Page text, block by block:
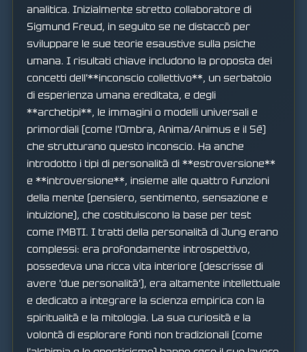
analitica. Inizialmente stretto collaboratore di
Sigmund Freud, in seguito se ne distaccò per
sviluppare le sue teorie esaustive sulla psiche
umana. I risultati chiave includono la proposta dei
concetti dell'**inconscio collettivo**, un serbatoio
di esperienza umana ereditata, e degli
**archetipi**, le immagini o modelli universali e
primordiali (come l'Ombra, Anima/Animus e il Sé)
che strutturano questo inconscio. Ha anche
introdotto i tipi di personalità di **estroversione**
e **introversione**, insieme alle quattro funzioni
della mente (pensiero, sentimento, sensazione e
intuizione), che costituiscono la base per test
come l'MBTI. I tratti della personalità di Jung erano
complessi: era profondamente introspettivo,
possedeva una ricca vita interiore (descrisse di
avere 'due personalità'), era altamente intellettuale
e dedicato a integrare la scienza empirica con la
spiritualità e la mitologia. La sua curiosità e la
volontà di esplorare fonti non tradizionali (come